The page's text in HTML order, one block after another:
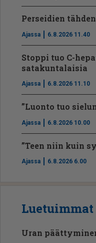
Perseidien
Ajassa 6.8.2026 11.40
Stoppi tuo C-
satakuntalaisia
Ajassa 6.8.2026 11.10
”Luonto tuo
Ajassa 6.8.2026 10.00
”Teen niin kuin
Ajassa 6.8.2026 6.00
Luetuimmat
Uran